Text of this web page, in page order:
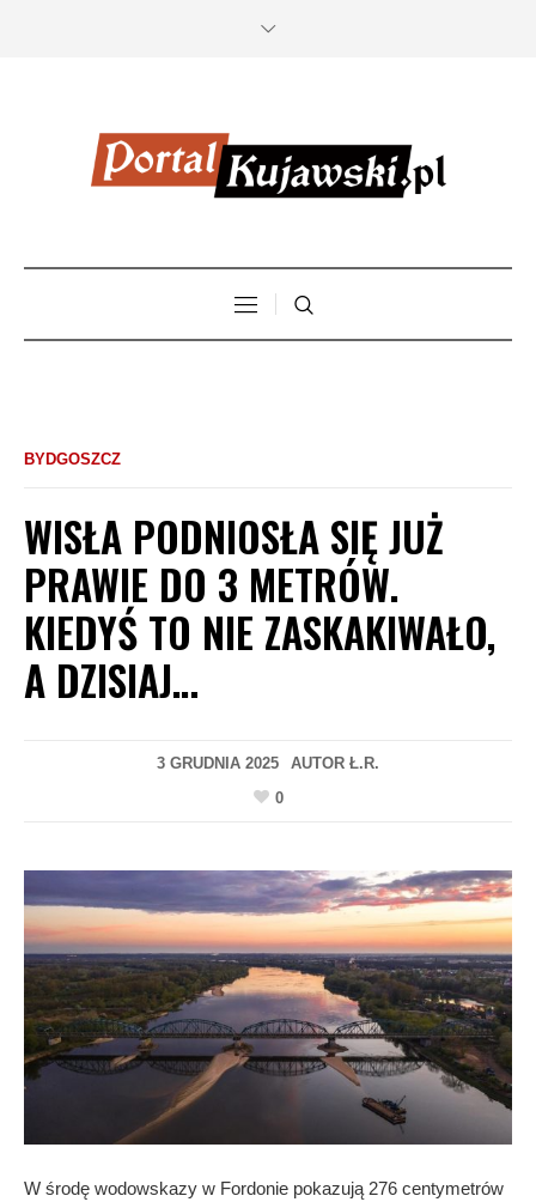
BYDGOSZCZ
WISŁA PODNIOSŁA SIĘ JUŻ
PRAWIE DO 3 METRÓW.
KIEDYŚ TO NIE ZASKAKIWAŁO,
A DZISIAJ…
3 GRUDNIA 2025 AUTOR Ł.R.
0
W środę wodowskazy w Fordonie pokazują 276 centymetrów